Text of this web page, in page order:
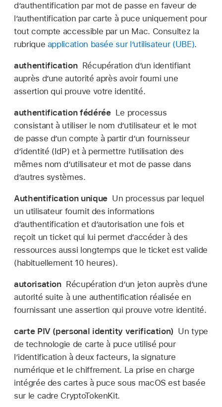
d’authentification par mot de passe en faveur de
l’authentification par carte à puce uniquement pour
tout compte accessible par un Mac. Consultez la
rubrique application basée sur l’utilisateur (UBE).
authentification Récupération dʼun identifiant
auprès d’une autorité après avoir fourni une
assertion qui prouve votre identité.
authentification fédérée Le processus
consistant à utiliser le nom d’utilisateur et le mot
de passe d’un compte à partir d’un fournisseur
d’identité (IdP) et à permettre l’utilisation des
mêmes nom d’utilisateur et mot de passe dans
d’autres systèmes.
Authentification unique Un processus par lequel
un utilisateur fournit des informations
d’authentification et d’autorisation une fois et
reçoit un ticket qui lui permet d’accéder à des
ressources aussi longtemps que le ticket est valide
(habituellement 10 heures).
autorisation Récupération dʼun jeton auprès d’une
autorité suite à une authentification réalisée en
fournissant une assertion qui prouve votre identité.
carte PIV (personal identity verification) Un type
de technologie de carte à puce utilisé pour
l’identification à deux facteurs, la signature
numérique et le chiffrement. La prise en charge
intégrée des cartes à puce sous macOS est basée
sur le cadre CryptoTokenKit.